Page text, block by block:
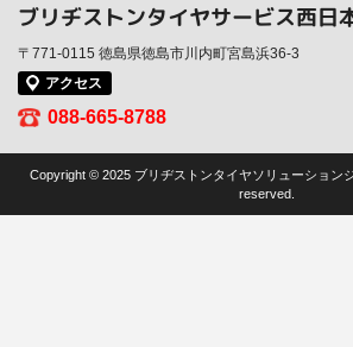
ブリヂストンタイヤサービス西日
〒771-0115 徳島県徳島市川内町宮島浜36-3
アクセス
088-665-8788
Copyright © 2025 ブリヂストンタイヤソリューション
reserved.